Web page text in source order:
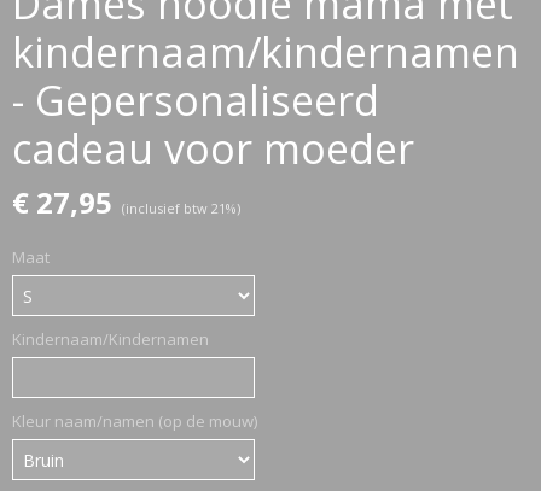
kindernaam/kindernamen
- Gepersonaliseerd
cadeau voor moeder
€ 27,95 (inclusief btw 21%)
Maat
Kindernaam/Kindernamen
Kleur naam/namen (op de mouw)